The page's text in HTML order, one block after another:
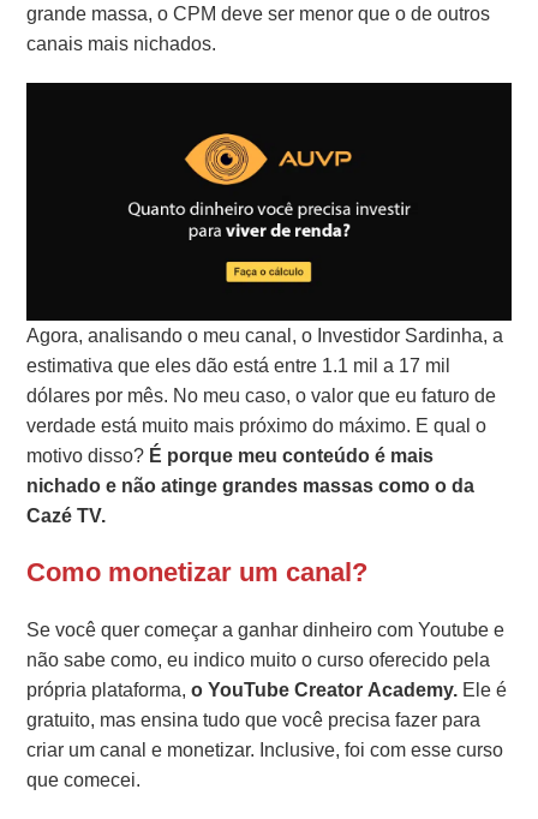
grande massa, o CPM deve ser menor que o de outros
canais mais nichados.
Agora, analisando o meu canal, o Investidor Sardinha, a
estimativa que eles dão está entre 1.1 mil a 17 mil
dólares por mês. No meu caso, o valor que eu faturo de
verdade está muito mais próximo do máximo. E qual o
motivo disso? É porque meu conteúdo é mais
nichado e não atinge grandes massas como o da
Cazé TV.
Como monetizar um canal?
Se você quer começar a ganhar dinheiro com Youtube e
não sabe como, eu indico muito o curso oferecido pela
própria plataforma, o YouTube Creator Academy. Ele é
gratuito, mas ensina tudo que você precisa fazer para
criar um canal e monetizar. Inclusive, foi com esse curso
que comecei.